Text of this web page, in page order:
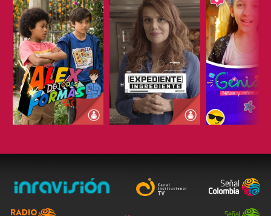
ESCUCHAR ESCUCHAR